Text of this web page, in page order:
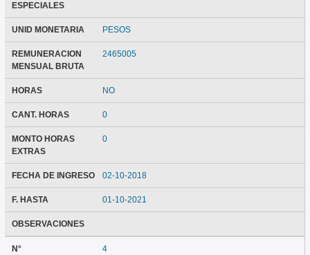
ESPECIALES
UNID MONETARIA PESOS
REMUNERACION
MENSUAL BRUTA
2465005
HORAS NO
CANT. HORAS 0
MONTO HORAS
EXTRAS
0
FECHA DE INGRESO 02-10-2018
F. HASTA 01-10-2021
OBSERVACIONES
N° 4